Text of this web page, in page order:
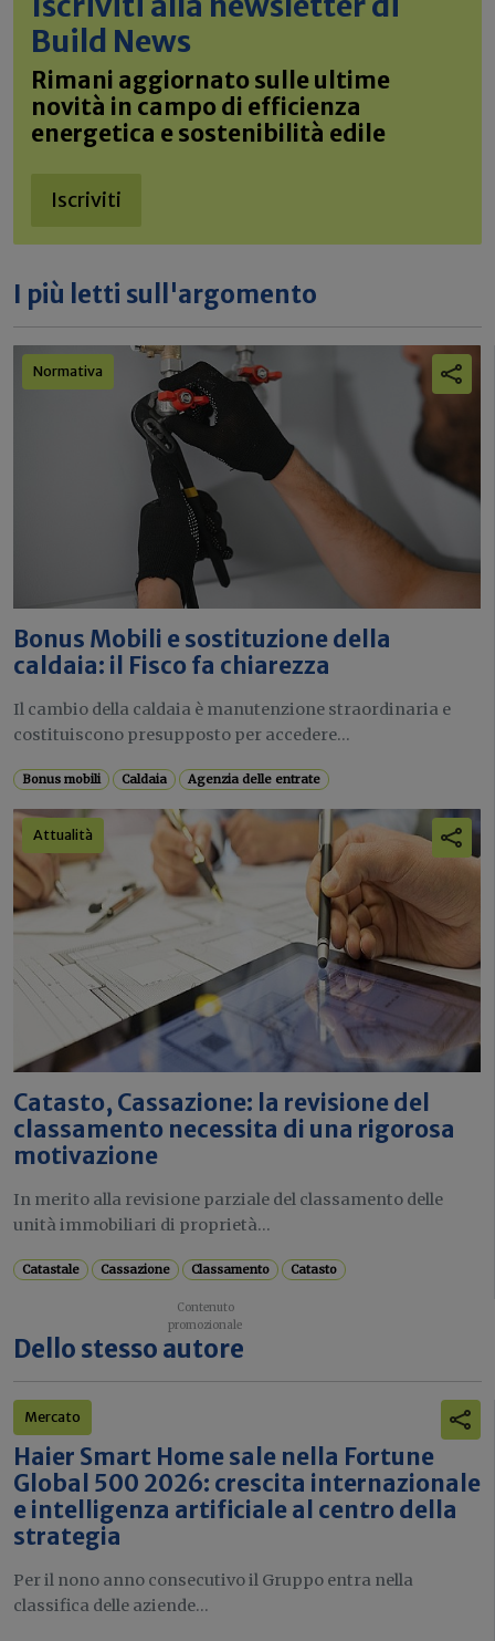
Build News
Rimani aggiornato sulle ultime
novità in campo di efficienza
energetica e sostenibilità edile
Iscriviti
I più letti sull'argomento
Normativa
Bonus Mobili e sostituzione della
caldaia: il Fisco fa chiarezza
Il cambio della caldaia è manutenzione straordinaria e
costituiscono presupposto per accedere...
Bonus mobili Caldaia Agenzia delle entrate
Attualità
Catasto, Cassazione: la revisione del
classamento necessita di una rigorosa
motivazione
In merito alla revisione parziale del classamento delle
unità immobiliari di proprietà...
Catastale Cassazione Classamento Catasto
Dello stesso autore
Mercato
Haier Smart Home sale nella Fortune
Global 500 2026: crescita internazionale
e intelligenza artificiale al centro della
strategia
Per il nono anno consecutivo il Gruppo entra nella
classifica delle aziende...